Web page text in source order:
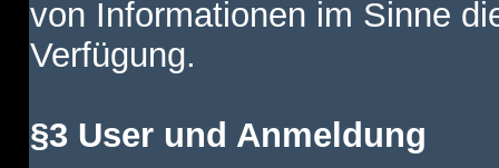
von Informationen im Sinne
Verfügung.
§3 User und Anmeldung